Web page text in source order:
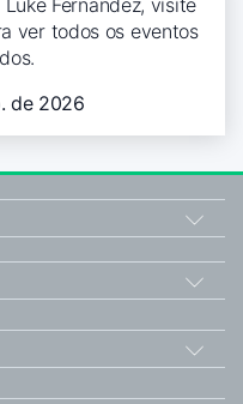
ver todos os eventos
de 2026